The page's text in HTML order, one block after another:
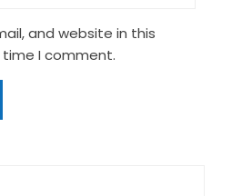
and website in this
I comment.